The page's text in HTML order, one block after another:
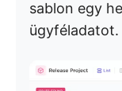
sablon egy
ügyféladatot.